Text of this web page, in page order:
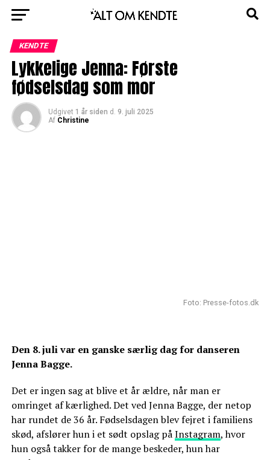
KENDTE
Lykkelige Jenna: Første
fødselsdag som mor
Udgivet 1 år siden d. 9. juli 2025
Af Christine
Foto: Presse-fotos.dk
Den 8. julivar en ganske særlig dag for danseren
Jenna Bagge.
Det er ingen sag at blive et år ældre, når man er
omringet af kærlighed. Det ved Jenna Bagge, der netop
har rundet de 36 år. Fødselsdagen blev fejret i familiens
skød, afslører hun i et sødt opslag påInstagram, hvor
hun også takker for de mange beskeder, hun har